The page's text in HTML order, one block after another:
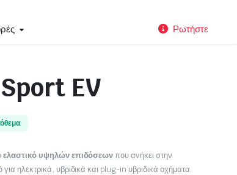
Ζάντες Αλουμινίου
O.Z Racing
MAK
Ρωτήστε
EV
ελαστικό υψηλών επιδόσεωνπου ανήκει στην
για ηλεκτρικά, υβριδικά και plug-in υβριδικά οχήματα.